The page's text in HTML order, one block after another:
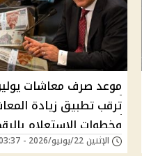
ترقب تطبيق زيادة
وخطوات الاستعلام
إلكترونيًا
الإثنين 22/يونيو/2026 - 03:37 م